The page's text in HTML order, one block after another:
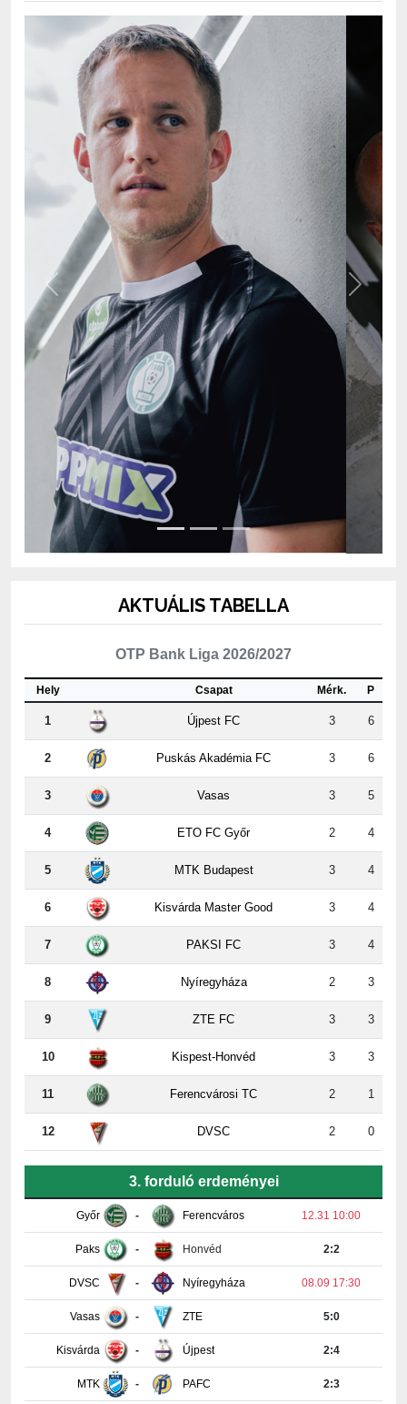
Previous Next
OTP Bank Liga 2026/2027
Csapat
1 Újpest FC 3 6
2 Puskás Akadémia FC 3 6
3 Vasas 3 5
4 ETO FC Győr 2 4
5 MTK Budapest 3 4
6 Kisvárda Master Good 3 4
7 PAKSI FC 3 4
8 Nyíregyháza 2 3
9 ZTE FC 3 3
10 Kispest-Honvéd 3 3
11 Ferencvárosi TC 2 1
12 DVSC 2 0
- Ferencváros
Paks Honvéd 2:2
DVSC Nyíregyháza 08.09 17:30
Vasas ZTE 5:0
Kisvárda Újpest 2:4
MTK PAFC 2:3
Részletes tabella